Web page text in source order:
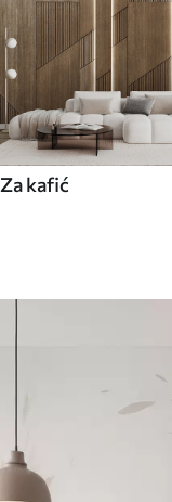
Za kafić